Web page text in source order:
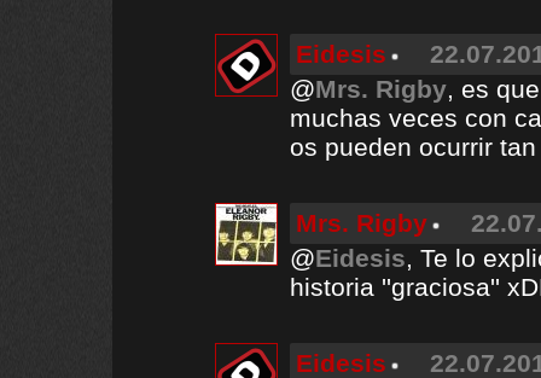
Eidesis
@Mrs. Rigby, es
muchas veces con
os pueden ocurrir
Mrs. Rigby
@Eidesis, Te lo
historia ''graciosa''
Eidesis